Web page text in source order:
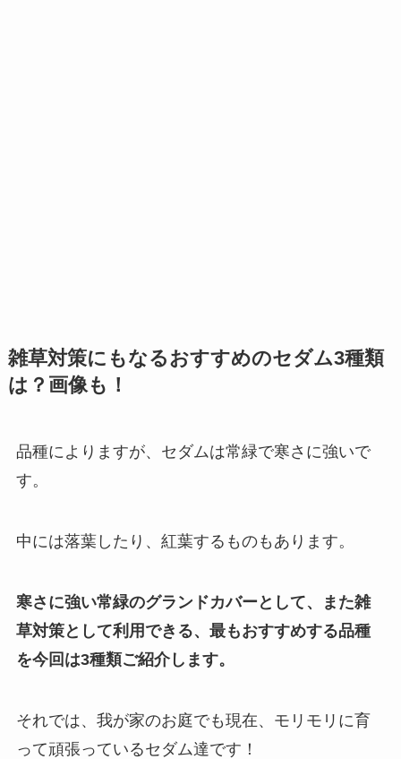
雑草対策にもなるおすすめのセダム3種類
は？画像も！
品種によりますが、セダムは常緑で寒さに強いで
す。
中には落葉したり、紅葉するものもあります。
寒さに強い常緑のグランドカバーとして、また雑
草対策として利用できる、最もおすすめする品種
を今回は3種類ご紹介します。
それでは、我が家のお庭でも現在、モリモリに育
って頑張っているセダム達です！